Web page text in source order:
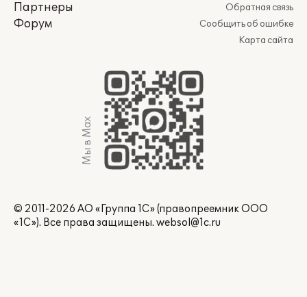
Партнеры
Форум
Обратная связь
Сообщить об ошибке
Карта сайта
Мы в Max
© 2011-2026 АО «Группа 1С» (правопреемник ООО
«1С»). Все права защищены. websol@1c.ru